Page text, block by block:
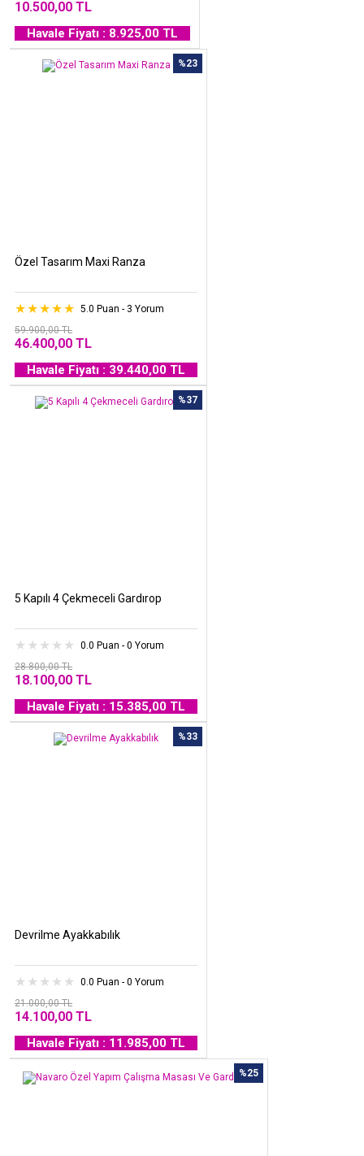
10.500,00 TL
Havale Fiyatı : 8.925,00 TL
%23
Özel Tasarım Maxi Ranza
5.0 Puan - 3 Yorum
59.900,00 TL
46.400,00 TL
Havale Fiyatı : 39.440,00 TL
%37
5 Kapılı 4 Çekmeceli Gardırop
0.0 Puan - 0 Yorum
28.800,00 TL
18.100,00 TL
Havale Fiyatı : 15.385,00 TL
%33
Devrilme Ayakkabılık
0.0 Puan - 0 Yorum
21.000,00 TL
14.100,00 TL
Havale Fiyatı : 11.985,00 TL
%25